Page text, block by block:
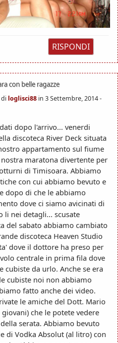
RISPONDI
con belle ragazze
loglisci88 in 3 Settembre, 2014 -
dopo l'arrivo... venerdi
discoteca River Deck situata
appartamento sul fiume
maratona divertente per
di Timisoara. Abbiamo
con cui abbiamo bevuto e
dopo di che le abbiamo
dove ci siamo avicinati di
li nei detagli... scusate
del sabato abbiamo cambiato
discoteca Heaven Studio
dove il dottore ha preso per
centrale in prima fila dove
cubiste da urlo. Anche se era
cubiste noi non abbiamo
fatto anche dei video.
le amiche del Dott. Mario
che le potete vedere
serata. Abbiamo bevuto
di Vodka Absolut (al litro) con